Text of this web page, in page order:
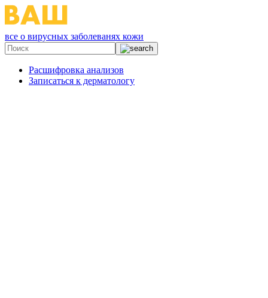
все о вирусных заболеванях кожи
Расшифровка анализов
Записаться к дерматологу